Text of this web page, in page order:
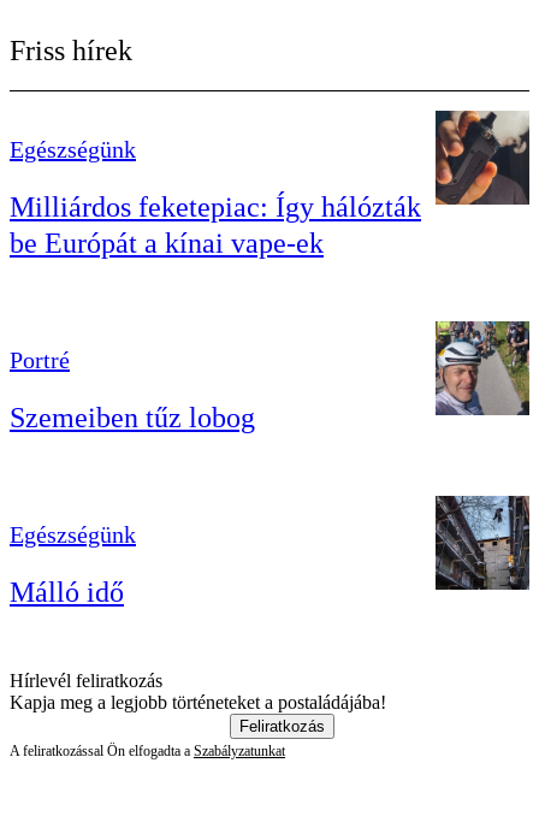
Friss hírek
Egészségünk
Milliárdos feketepiac: Így hálózták
be Európát a kínai vape-ek
Portré
Szemeiben tűz lobog
Egészségünk
Málló idő
Hírlevél feliratkozás
Kapja meg a legjobb történeteket a postaládájába!
Feliratkozás
A feliratkozással Ön elfogadta a Szabályzatunkat